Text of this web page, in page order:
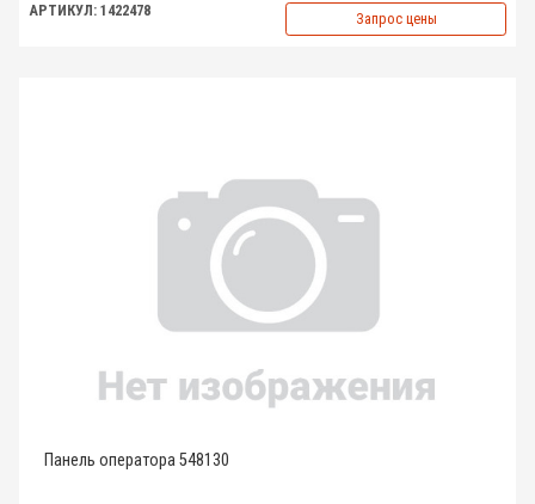
АРТИКУЛ: 1422478 Запрос цены
Панель оператора 548130